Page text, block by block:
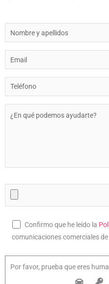
Confirmo que he leído la
comunicaciones comerciales de
Por favor, prueba que eres